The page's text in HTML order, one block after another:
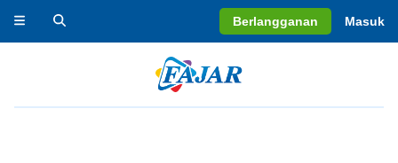
Berlangganan Masuk